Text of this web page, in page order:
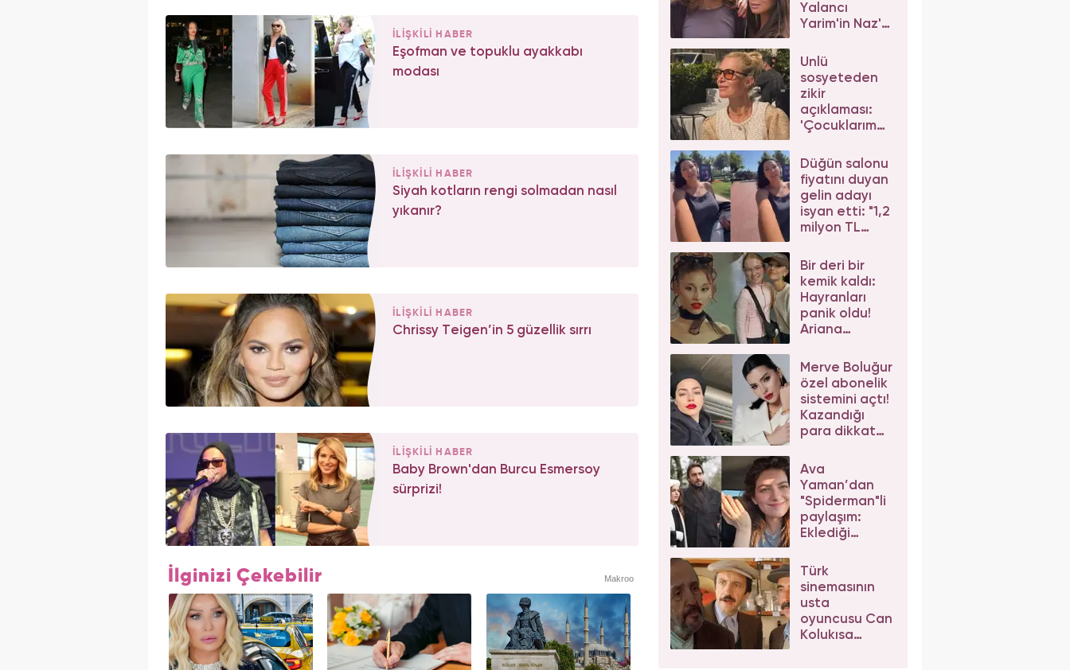
İLİŞKİLİ HABER
Eşofman ve topuklu ayakkabı
modası
İLİŞKİLİ HABER
Siyah kotların rengi solmadan nasıl
yıkanır?
İLİŞKİLİ HABER
Chrissy Teigen’in 5 güzellik sırrı
İLİŞKİLİ HABER
Baby Brown'dan Burcu Esmersoy
sürprizi!
İlginizi Çekebilir Makroo
Yalancı
Yarim'in Naz'ı
beğeni yağdı
Ünlü
sosyeteden
zikir
açıklaması:
'Çocuklarım
diyerek gelen
eleştirilere
yanıt verdi
Düğün salonu
fiyatını duyan
gelin adayı
isyan etti: "1,2
milyon TL
Bir deri bir
kemik kaldı:
Hayranları
panik oldu!
Ariana
son hali
korkuttu
Merve Boluğur
özel abonelik
sistemini açtı!
Kazandığı
para dikkat
Ava
Yaman’dan
"Spiderman"li
paylaşım:
Eklediği
sosyal
medyayı
karıştırdı
Türk
sinemasının
usta
oyuncusu Can
Kolukısa